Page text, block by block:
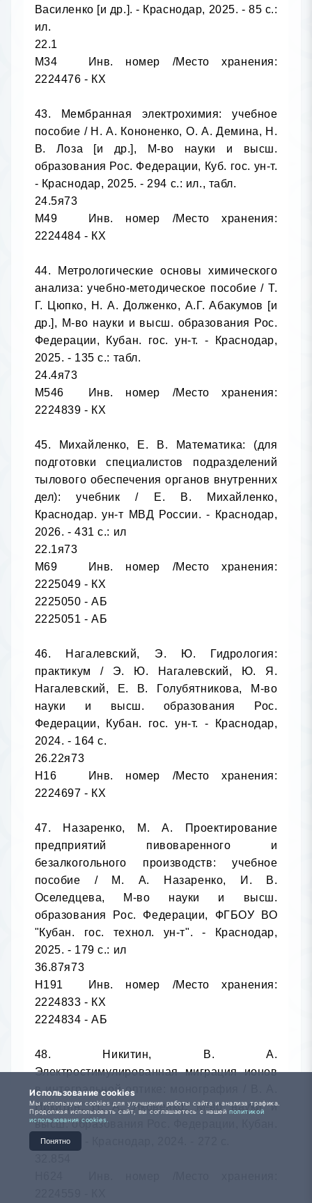
Использование cookies
Мы используем cookies для улучшения работы сайта и анализа трафика.
Продолжая использовать сайт, вы соглашаетесь с нашейполитикой
использования cookies.
Понятно